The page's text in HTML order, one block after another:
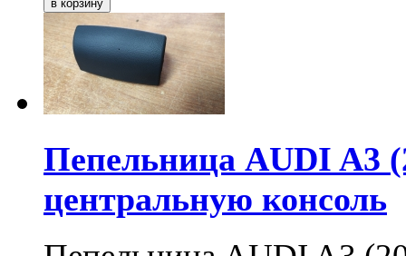
Пепельница AUDI A3
центральную консоль